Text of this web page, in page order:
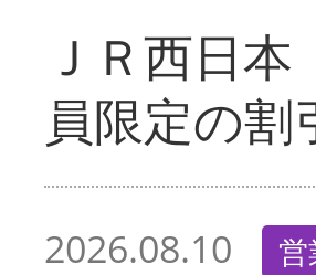
ＪＲ西日
員限定の
2026.08.10